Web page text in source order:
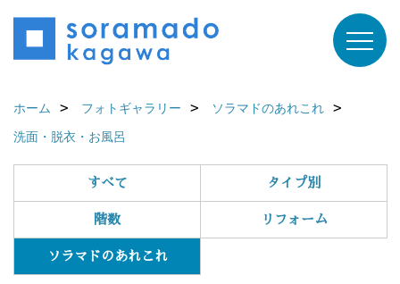
ホーム フォトギャラリー
ソラマドのあれこれ
洗面・脱衣・お風呂
すべて タイプ別
階数 リフォーム
ソラマドのあれこれ